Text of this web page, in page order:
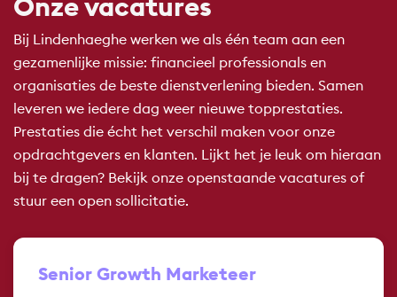
Bij Lindenhaeghe werken we als één team aan een
gezamenlijke missie: financieel professionals en
organisaties de beste dienstverlening bieden. Samen
leveren we iedere dag weer nieuwe topprestaties.
Prestaties die écht het verschil maken voor onze
opdrachtgevers en klanten. Lijkt het je leuk om hieraan
bij te dragen? Bekijk onze openstaande vacatures of
stuur een open sollicitatie.
Senior Growth Marketeer